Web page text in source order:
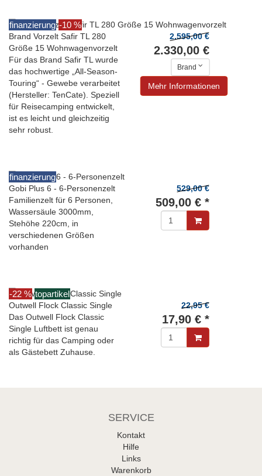
finanzierung -10 %
Brand Vorzelt Safir TL 280
Größe 15 Wohnwagenvorzelt
Für das Brand Safir TL wurde
das hochwertige „All-Season-
Touring“ - Gewebe verarbeitet
(Hersteller: TenCate). Speziell
für Reisecamping entwickelt,
ist es leicht und gleichzeitig
sehr robust.
2.595,00 €
2.330,00 €
Brand
Mehr Informationen
finanzierung
Gobi Plus 6 - 6-Personenzelt
Familienzelt für 6 Personen,
Wassersäule 3000mm,
Stehöhe 220cm, in
verschiedenen Größen
vorhanden
529,00 €
509,00 € *
-22 % topartikel
Outwell Flock Classic Single
Das Outwell Flock Classic
Single Luftbett ist genau
richtig für das Camping oder
als Gästebett Zuhause.
22,95 €
17,90 € *
SERVICE
Kontakt
Hilfe
Links
Warenkorb